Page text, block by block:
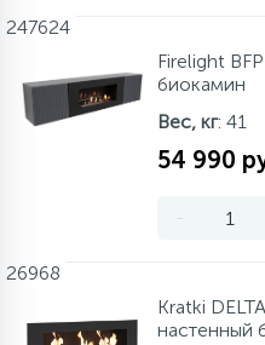
247624
Firelight
биокамин
Вес, кг: 41
54 990
-
26968
Kratki
настенный